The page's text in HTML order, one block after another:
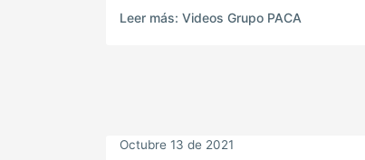
Leer más: Videos Grupo PACA
Octubre 13 de 2021